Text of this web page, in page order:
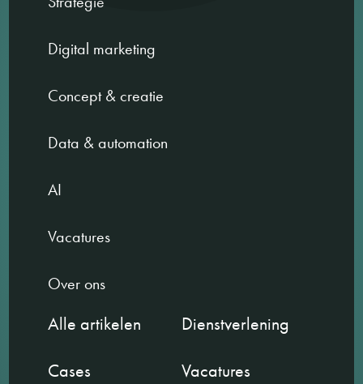
Digital marketing
Concept & creatie
Data & automation
AI
Vacatures
Over ons
Alle artikelen
Dienstverlening
Cases
Vacatures